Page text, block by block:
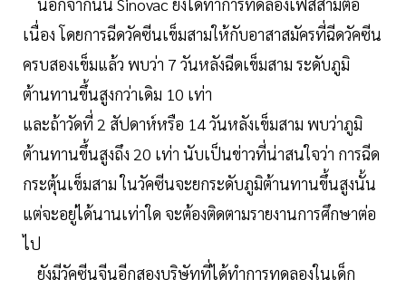
เนื่อง โดยการฉีดวัคซีนเข็มสามให้กับอาสาสมัครที่ฉีดวัคซีน
ครบสองเข็มแล้ว พบว่า 7 วันหลังฉีดเข็มสาม ระดับภูมิ
ต้านทานขึ้นสูงกว่าเดิม 10 เท่า
และถ้าวัดที่ 2 สัปดาห์หรือ 14 วันหลังเข็มสาม พบว่าภูมิ
ต้านทานขึ้นสูงถึง 20 เท่า นับเป็นข่าวที่น่าสนใจว่า การฉีด
กระตุ้นเข็มสาม ในวัคซีนจะยกระดับภูมิต้านทานขึ้นสูงนั้น
แต่จะอยู่ได้นานเท่าใด จะต้องติดตามรายงานการศึกษาต่อ
ไป
ยังมีวัคซีนจีนอีกสองบริษัทที่ได้ทำการทดลองในเด็ก